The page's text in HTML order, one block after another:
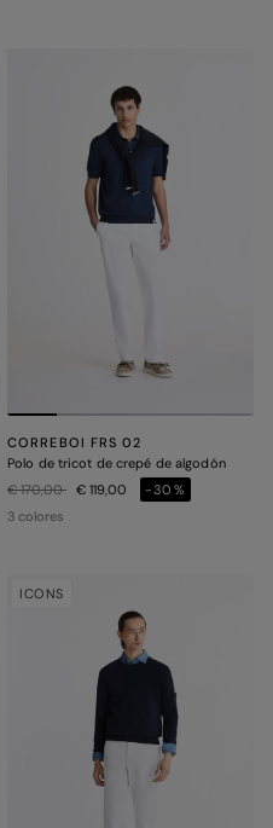
CORREBOI FRS 02
Polo de tricot de crepé de algodón
Precio rebajado de
€ 170,00a € 119,00
-30%
3 colores
ICONS